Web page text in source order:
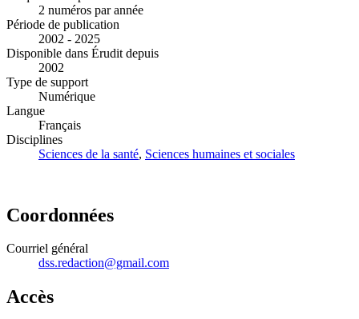
2 numéros par année
Période de publication
2002 - 2025
Disponible dans Érudit depuis
2002
Type de support
Numérique
Langue
Français
Disciplines
Sciences de la santé, Sciences humaines et sociales
Coordonnées
Courriel général
dss.redaction@gmail.com
Accès